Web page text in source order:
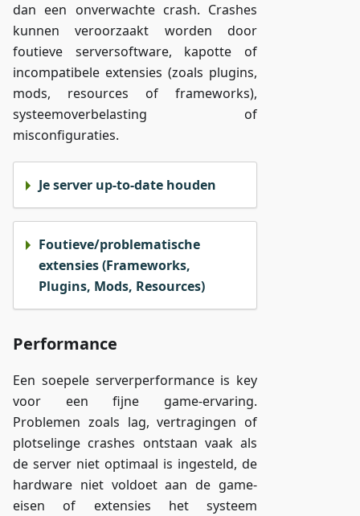
dan een onverwachte crash. Crashes
kunnen veroorzaakt worden door
foutieve serversoftware, kapotte of
incompatibele extensies (zoals plugins,
mods, resources of frameworks),
systeemoverbelasting of
misconfiguraties.
Je server up-to-date houden
Foutieve/problematische
extensies (Frameworks,
Plugins, Mods, Resources)
Performance
Een soepele serverperformance is key
voor een fijne game-ervaring.
Problemen zoals lag, vertragingen of
plotselinge crashes ontstaan vaak als
de server niet optimaal is ingesteld, de
hardware niet voldoet aan de game-
eisen of extensies het systeem